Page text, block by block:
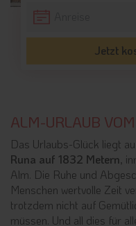
Jetzt
ALM-URLAUB
Das Urlaubs-Glück liegt
Runa auf 1832 Metern,
Alm. Die Ruhe und
Menschen wertvolle Zeit
trotzdem nicht auf
müssen. Und all dies für